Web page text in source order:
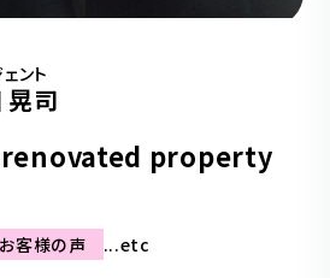
ント
晃司
property
お客様の声 ...etc